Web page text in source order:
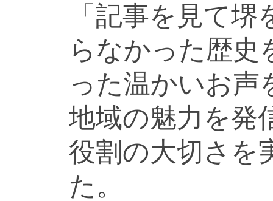
「記事を見て
らなかった歴史
った温かいお声
地域の魅力を発
役割の大切さを
た。